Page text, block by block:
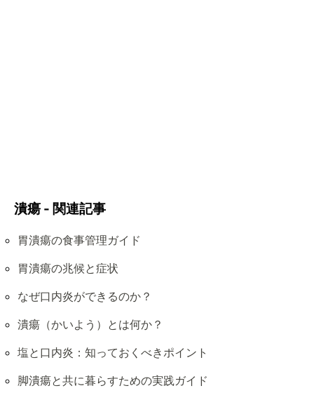
潰瘍 - 関連記事
胃潰瘍の食事管理ガイド
胃潰瘍の兆候と症状
なぜ口内炎ができるのか？
潰瘍（かいよう）とは何か？
塩と口内炎：知っておくべきポイント
脚潰瘍と共に暮らすための実践ガイド